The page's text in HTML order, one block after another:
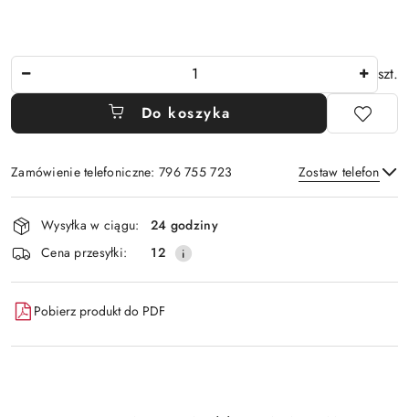
szt.
Do koszyka
Zamówienie telefoniczne: 796 755 723 Zostaw telefon
Wyślij
Dostępność
i
dostawa
Wysyłka w ciągu:
24 godziny
Cena przesyłki:
12
Pobierz produkt do PDF